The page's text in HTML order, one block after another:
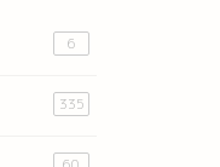
6
335